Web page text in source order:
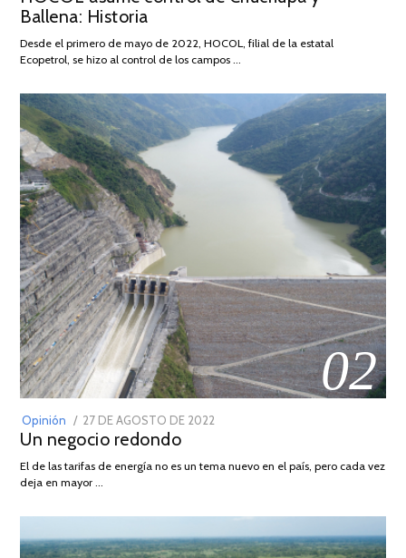
2026
Ballena: Historia
Desde el primero de mayo de 2022, HOCOL, filial de la estatal
Ecopetrol, se hizo al control de los campos …
02
Opinión
POSTED
ON
27 DE AGOSTO DE 2022
DE
Un negocio redondo
El de las tarifas de energía no es un tema nuevo en el país, pero cada vez
deja en mayor …